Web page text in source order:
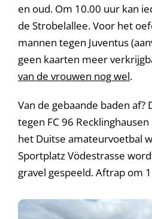
en oud. Om 10.00 uur kan
de Strobelallee. Voor het
mannen tegen Juventus
geen kaarten meer
van de vrouwen nog wel.
Van de gebaande baden af?
tegen FC 96
het Duitse amateurvoetbal
Sportplatz Vödestrasse
gravel gespeeld. Aftrap om